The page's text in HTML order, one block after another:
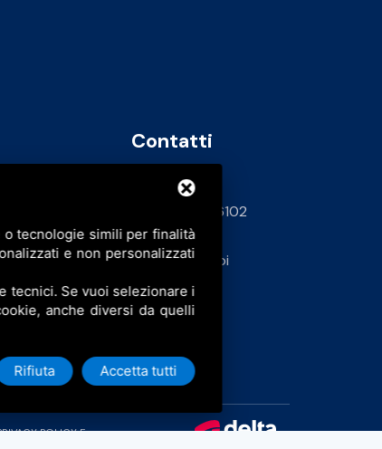
Contatti
info@bfspa.it
+39 0532 836102
Lavora con noi
POLICYE
o tecnologie simili per finalità
e non personalizzati
tecnici. Se vuoi selezionare i
anche diversi da quelli
Rifiuta Accetta tutti